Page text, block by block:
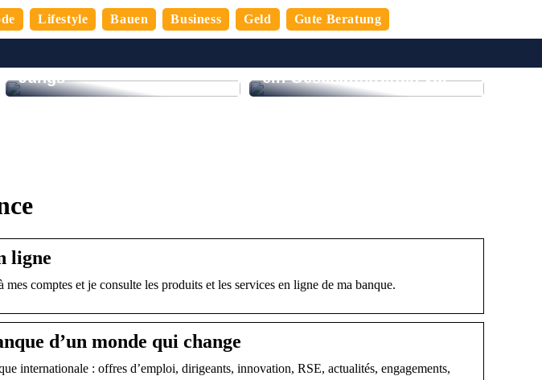
Lifestyle Bauen Business Geld Gute Beratung
Jungs
ein Geschäftstreffen vor
ligne
mes comptes et je consulte les produits et les services en ligne de ma banque.
d’un monde qui change
internationale : offres d’emploi, dirigeants, innovation, RSE, actualités, engagements,